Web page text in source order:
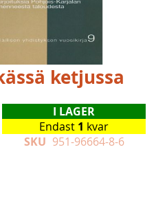
ketjussa
I LAGER
Endast 1 kvar
SKU 951-96664-8-6